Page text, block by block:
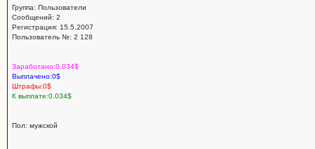
Группа: Пользователи
Сообщений: 2
Регистрация: 15.5.2007
Пользователь №: 2 128
Заработано:0.034$
Выплачено:0$
Штрафы:0$
К выплате:0.034$
Пол: мужской